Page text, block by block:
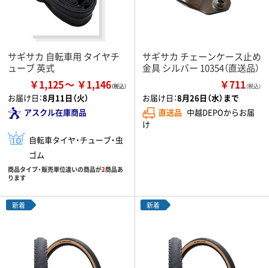
サギサカ 自転車用 タイヤチ
ューブ 英式
￥1,125 ￥1,146
お届け日：8月11日（火）
アスクル在庫商品
自転車タイヤ・チューブ・虫
ゴム
商品タイプ・販売単位違いの商品が2商品あ
ります
サギサカ チェーンケース止め
金具 シルバー 10354（直送品）
￥711（税込）
お届け日：8月26日（水）まで
直送品 中越DEPOからお届
け
新着 新着